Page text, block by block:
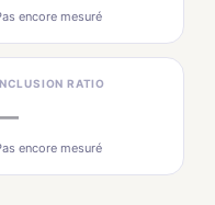
encore mesuré
RATIO
encore mesuré